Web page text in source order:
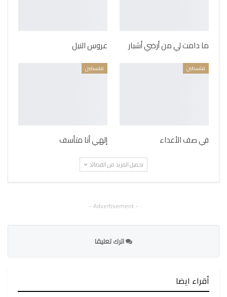
ما دامت لي من أرضي أشبار عروس النيل
فلسطين
في صف الأعداء
فلسطين
إلهي أنا متأسف
تحميل المزيد من القصائد
- Advertisement -
اترك تعليقا
أقراء ايضا